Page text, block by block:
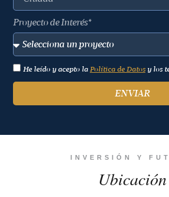
Proyecto de Interés*
He leído y acepto la Política de Datos y los
ENVIAR
INVERSIÓN Y
Ubicación